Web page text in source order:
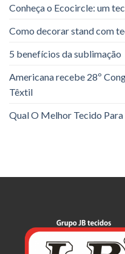
Conheça o Ecocircle: um
Como decorar stand com
5 benefícios da sublimação
Americana recebe 28º
Têxtil
Qual O Melhor Tecido Para